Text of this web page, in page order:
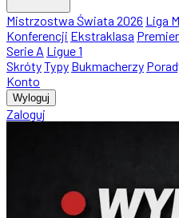
Mistrzostwa Świata 2026 Liga
Konferencji Ekstraklasa
Serie A Ligue 1
SkrótyTypy Bukmacherzy
Konto
Wyloguj
Zaloguj